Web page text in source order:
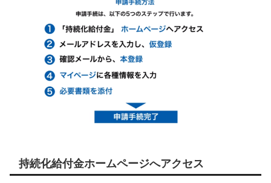
持続化給付金ホームページへアクセス